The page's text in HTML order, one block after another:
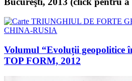
Volumul “Evoluții geopolitice
TOP FORM, 2012